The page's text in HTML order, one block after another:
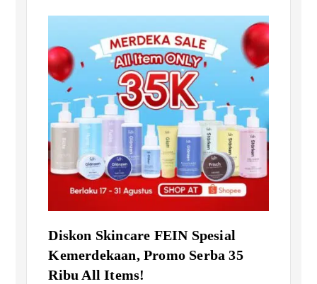
Diskon Skincare FEIN Spesial
Kemerdekaan, Promo Serba 35
Ribu All Items!